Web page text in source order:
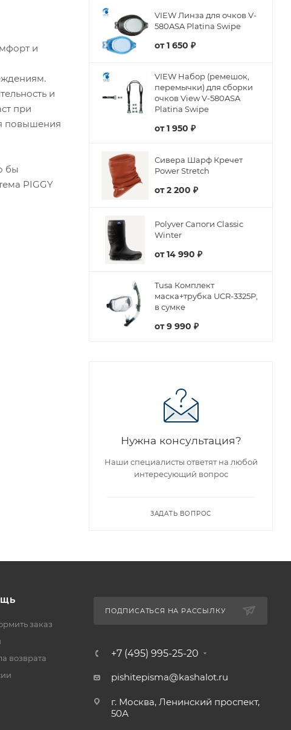
и
и
при
повышения
бы
PIGGY
VIEW Линза для очков V-
580ASA Platina Swipe
от1 650 ₽
VIEW Набор (ремешок,
перемычки) для сборки
очков View V-580ASA
Platina Swipe
от1 950 ₽
Сивера Шарф Кречет
Power Stretch
от2 200 ₽
Polyver Сапоги Classic
Winter
от14 990 ₽
Tusa Комплект
маска+трубка UCR-3325P,
в сумке
от9 990 ₽
Нужна консультация?
Наши специалисты ответят на любой
интересующий вопрос
ЗАДАТЬ ВОПРОС
заказ
возврата
ПОДПИСАТЬСЯ НА РАССЫЛКУ
+7 (495) 995-25-20​
pishitepisma@kashalot.ru
г. Москва, Ленинский проспект,
50А​